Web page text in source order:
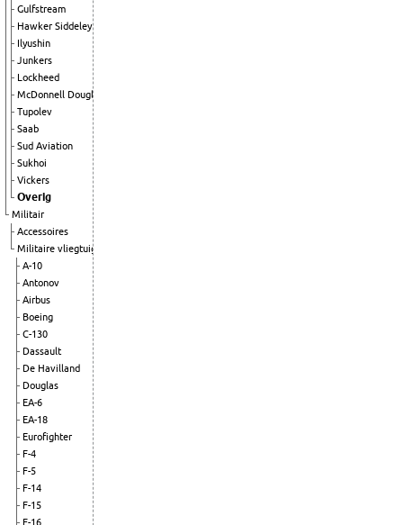
Gulfstream
Hawker Siddeley
Ilyushin
Junkers
Lockheed
McDonnell Douglas
Tupolev
Saab
Sud Aviation
Sukhoi
Vickers
Overig
Militair
Accessoires
Militaire vliegtuigen
A-10
Antonov
Airbus
Boeing
C-130
Dassault
De Havilland
Douglas
EA-6
EA-18
Eurofighter
F-4
F-5
F-14
F-15
F-16